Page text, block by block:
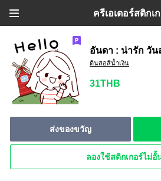
ครีเอเตอร์สติกเ
อันดา : น่ารัก วัน
ดินสอสีน้ำเงิน
31THB
ส่งของขวัญ
ลองใช้สติกเกอร์ไม่อั้